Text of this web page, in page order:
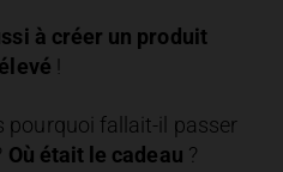
à créer un produit
pourquoi fallait-il passer
Où était le cadeau ?